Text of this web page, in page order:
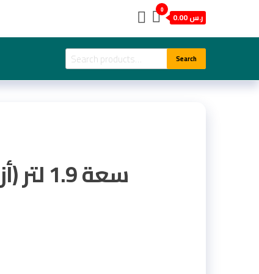
0
ر.س 0.00
Search
for:
Search